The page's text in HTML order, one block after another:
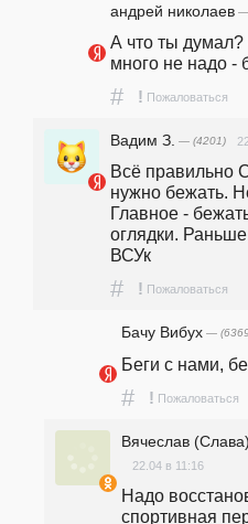
андpeй николаев —
А что ты думал?
много не надо -
# ! Пожаловаться
Вадим З. — (4201)
Всё правильно
нужно бежать.
Главное -
оглядки.
ВСУк
# ! Пожаловаться
Бачу Вибух —
Беги с нами,
# ! Пожаловаться
Вячеслав (Слава)
22.04 в 11:16
Надо
спортивная